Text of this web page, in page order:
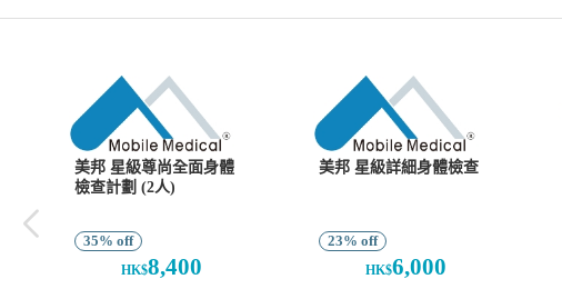
美邦 星級尊尚全面身體
檢查計劃 (2人)
35% off
HK$8,400
美邦 星級詳細身體檢查
23% off
HK$6,000